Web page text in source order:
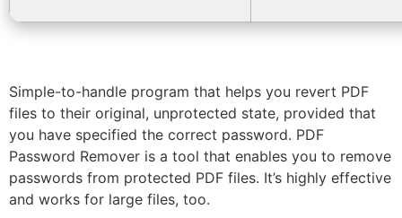
Simple-to-handle program that helps you revert PDF
files to their original, unprotected state, provided that
you have specified the correct password. PDF
Password Remover is a tool that enables you to remove
passwords from protected PDF files. It’s highly effective
and works for large files, too.